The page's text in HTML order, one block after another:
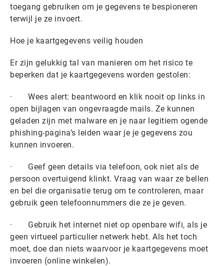
toegang gebruiken om je gegevens te bespioneren
terwijl je ze invoert.
Hoe je kaartgegevens veilig houden
Er zijn gelukkig tal van manieren om het risico te
beperken dat je kaartgegevens worden gestolen:
· Wees alert: beantwoord en klik nooit op links in
open bijlagen van ongevraagde mails. Ze kunnen
geladen zijn met malware en je naar legitiem ogende
phishing-pagina’s leiden waar je je gegevens zou
kunnen invoeren.
· Geef geen details via telefoon, ook niet als de
persoon overtuigend klinkt. Vraag van waar ze bellen
en bel die organisatie terug om te controleren, maar
gebruik geen telefoonnummers die ze je geven.
· Gebruik het internet niet op openbare wifi, als je
geen virtueel particulier netwerk hebt. Als het toch
moet, doe dan niets waarvoor je kaartgegevens moet
invoeren (online winkelen).